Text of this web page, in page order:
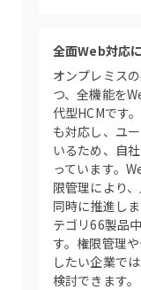
全面Web対応
オンプレミス
つ、全機能を
代型HCMです
も対応し、ユ
いるため、自
っています。
限管理により
同時に推進し
テゴリ66製品
す。権限管理
したい企業で
検討できます。